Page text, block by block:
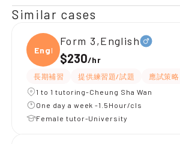
Similar cases
Engli
Form 3,English
$230/hr
長期補習 提供練習題/試題 應試策略
1 to 1 tutoring-Cheung Sha Wan
One day a week -1.5Hour/cls
Female tutor-University